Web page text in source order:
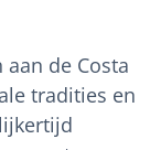
de Costa
tradities en